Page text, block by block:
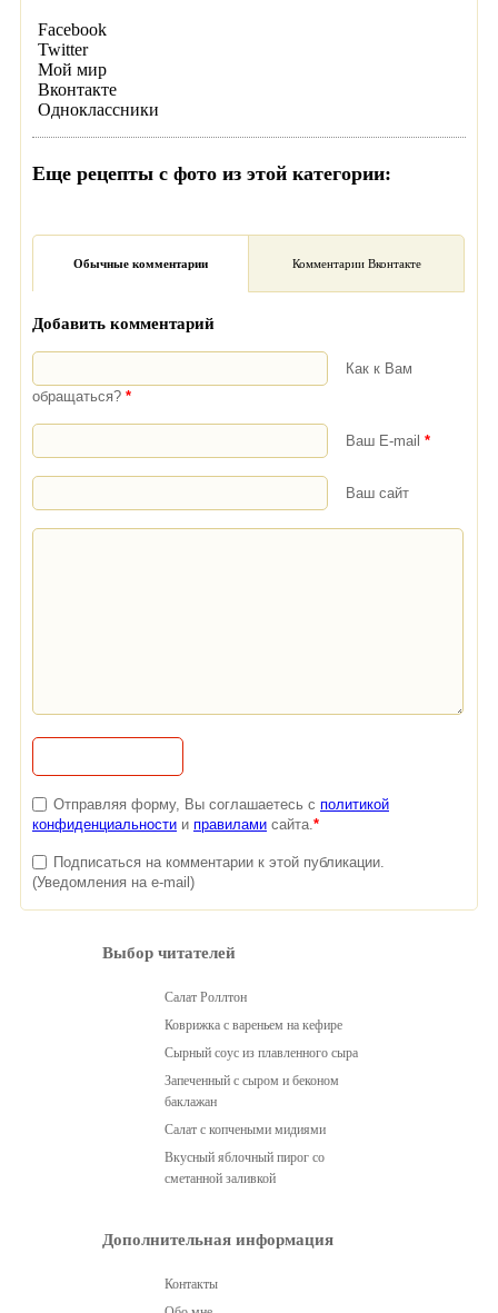
Facebook
Twitter
Мой мир
Вконтакте
Одноклассники
Еще рецепты с фото из этой категории:
Обычные комментарии Комментарии Вконтакте
Добавить комментарий
Как к Вам
обращаться? *
Ваш E-mail *
Ваш сайт
Отправляя форму, Вы соглашаетесь с политикой
конфиденциальности и правилами сайта. *
Подписаться на комментарии к этой публикации.
(Уведомления на e-mail)
Выбор читателей
Салат Роллтон
Коврижка с вареньем на кефире
Сырный соус из плавленного сыра
Запеченный с сыром и беконом
баклажан
Салат с копчеными мидиями
Вкусный яблочный пирог со
сметанной заливкой
Дополнительная информация
Контакты